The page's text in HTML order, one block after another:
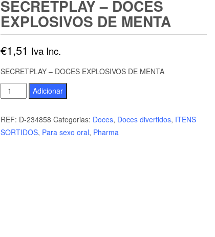
SECRETPLAY – DOCES
EXPLOSIVOS DE MENTA
€1,51 Iva Inc.
SECRETPLAY – DOCES EXPLOSIVOS DE MENTA
Quantidade
de
SECRETPLAY
-
Adicionar
REF: D-234858 Categorias: Doces, Doces divertidos, ITENS
SORTIDOS, Para sexo oral, Pharma